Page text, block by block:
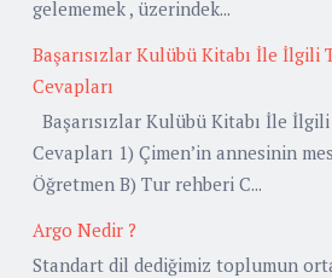
gelememek , üzerindek...
Başarısızlar Kulübü Kitabı İle İlgili
Cevapları
Başarısızlar Kulübü Kitabı İle
Cevapları 1) Çimen’in annesinin
Öğretmen B) Tur rehberi C...
Argo Nedir ?
Standart dil dediğimiz toplumun